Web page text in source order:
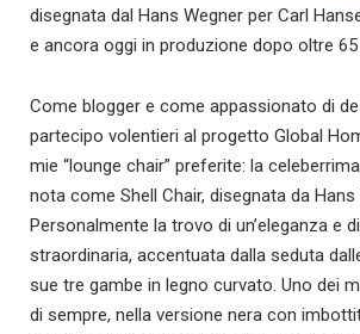
disegnata dal Hans Wegner per Carl
e ancora oggi in produzione dopo oltre 65
Come blogger e come appassionato di
partecipo volentieri al progetto Global
mie “lounge chair” preferite: la celeberrima
nota come Shell Chair, disegnata da Hans
Personalmente la trovo di un’eleganza e
straordinaria, accentuata dalla seduta
sue tre gambe in legno curvato. Uno dei
di sempre, nella versione nera con